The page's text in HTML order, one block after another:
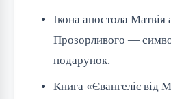
Ікона апостола Матвія
Прозорливого —
подарунок.
Книга «Євангеліє від